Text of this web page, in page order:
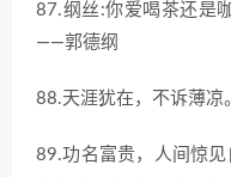
87.纲丝:你爱喝茶还是
——郭德纲
88.天涯犹在，不诉薄
89.功名富贵，人间惊见